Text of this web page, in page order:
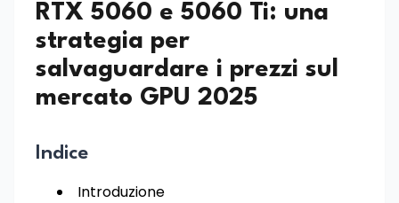
RTX 5060 e 5060 Ti: una
strategia per
salvaguardare i prezzi sul
mercato GPU 2025
Indice
Introduzione